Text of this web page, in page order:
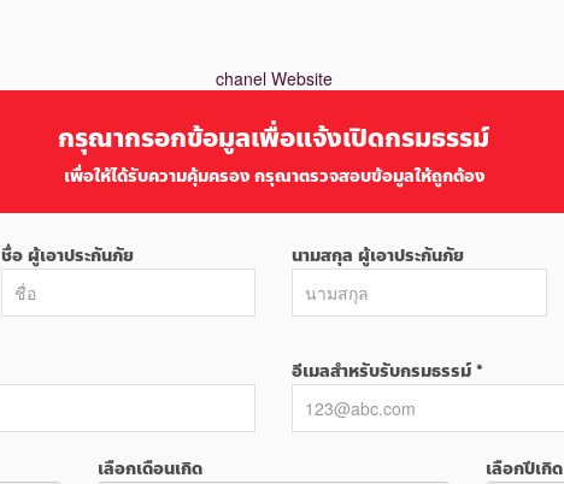
chanel Website
กรุณากรอกข้อมูลเพื่อแจ้งเปิดกรมธรรม์
เพื่อให้ได้รับความคุ้มครอง กรุณาตรวจสอบข้อมูลให้ถูกต้อง
ชื่อ ผู้เอาประกันภัย นามสกุล ผู้เอาประกันภัย
อีเมลสำหรับรับกรมธรรม์ *
เลือกเดือนเกิด เลือกปีเกิด